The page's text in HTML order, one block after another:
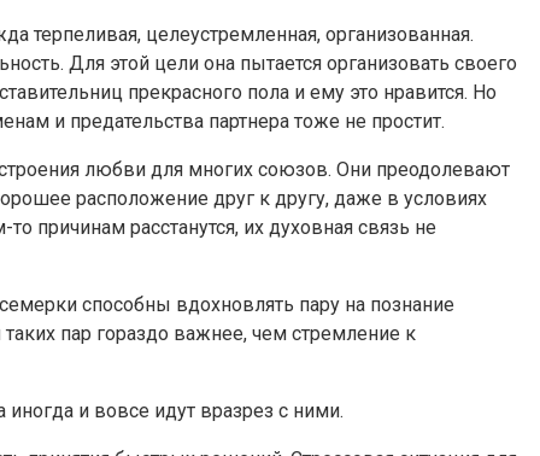
терпеливая, целеустремленная, организованная.
Для этой цели она пытается организовать своего
прекрасного пола и ему это нравится. Но
и предательства партнера тоже не простит.
любви для многих союзов. Они преодолевают
расположение друг к другу, даже в условиях
причинам расстанутся, их духовная связь не
способны вдохновлять пару на познание
пар гораздо важнее, чем стремление к
и вовсе идут вразрез с ними.